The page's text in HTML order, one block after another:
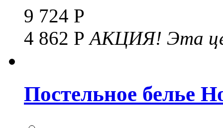
9 724 Р
4 862 РАКЦИЯ! Эта
Постельное белье